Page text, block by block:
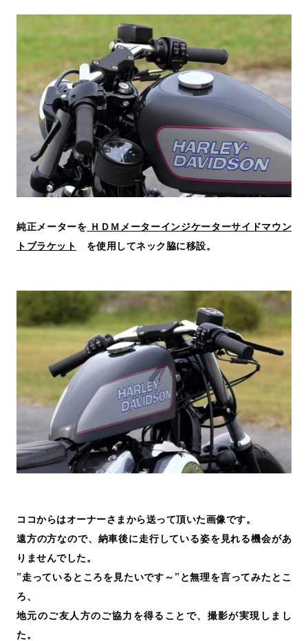
純正メーターを ＨＤＭメーターインジケーターサイドマウン
トブラケット を使用してネック脇に移設。
ココからはオーナーさまから送って頂いた画像です。
遠方の方なので、納車後に走行している姿を見れる機会があ
りませんでした。
”走っているところを見たいです～”と無理を言ってみたとこ
ろ、
地元のご友人方のご協力を得ることで、撮影が実現しまし
た。